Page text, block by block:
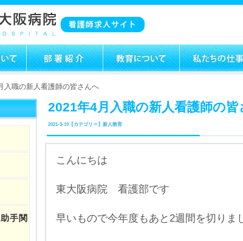
入職の新人看護師の皆さんへ
手関
2021年4月入職の新人看護師の
2021-3-19【カテゴリー】新人教育
こんにちは
東大阪病院 看護部です
早いもので今年度もあと2週間を切りま